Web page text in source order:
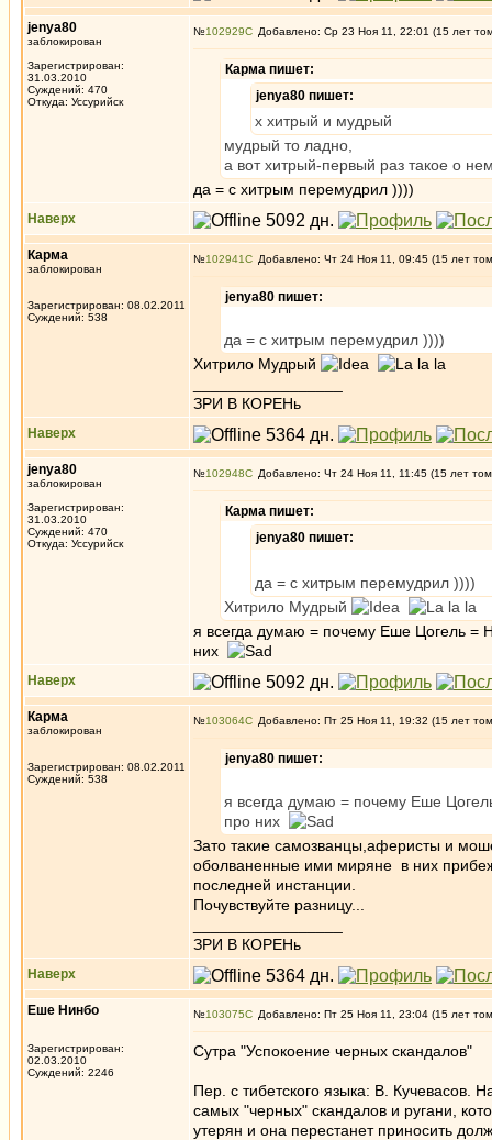
jenya80
заблокирован
Зарегистрирован:
31.03.2010
Суждений: 470
Откуда: Уссурийск
№102929 Добавлено: Ср 23 Ноя 11, 22:01 (15 лет
Карма пишет:
jenya80 пишет:
х хитрый и мудрый
мудрый то ладно,
а вот хитрый-первый раз такое о
да = с хитрым перемудрил ))))
Наверх
Карма
заблокирован
Зарегистрирован: 08.02.2011
Суждений: 538
№102941 Добавлено: Чт 24 Ноя 11, 09:45 (15 лет
jenya80 пишет:
да = с хитрым перемудрил ))))
Хитрило Мудрый
ЗРИ В КОРЕНь
Наверх
jenya80
заблокирован
Зарегистрирован:
31.03.2010
Суждений: 470
Откуда: Уссурийск
№102948 Добавлено: Чт 24 Ноя 11, 11:45 (15 лет
Карма пишет:
jenya80 пишет:
да = с хитрым перемудрил ))))
Хитрило Мудрый
я всегда думаю = почему Еше Цогель =
них
Наверх
Карма
заблокирован
Зарегистрирован: 08.02.2011
Суждений: 538
№103064 Добавлено: Пт 25 Ноя 11, 19:32 (15 лет
jenya80 пишет:
я всегда думаю = почему Еше
про них
Зато такие самозванцы,аферисты и
оболваненные ими миряне в них
последней инстанции.
Почувствуйте разницу...
ЗРИ В КОРЕНь
Наверх
Еше Нинбо
Зарегистрирован:
02.03.2010
Суждений: 2246
№103075 Добавлено: Пт 25 Ноя 11, 23:04 (15 лет
Сутра "Успокоение черных скандалов"
Пер. с тибетского языка: В. Кучевасов.
самых "черных" скандалов и ругани,
утерян и она перестанет приносить